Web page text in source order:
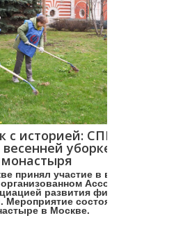
с историей: СПР принял
уборке в саду
принял участие в весеннем
Ассоциацией «НП
развития финансовой
Мероприятие состоялось в
в Москве.